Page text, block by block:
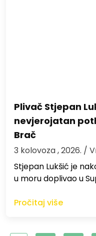
Plivač Stjepan
nevjerojatan
Brač
3 kolovoza , 2026. /
St​jepan Lukšić je
u moru doplivao u
Pročitaj više